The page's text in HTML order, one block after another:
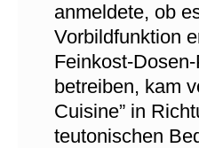
anmeldete, ob
Vorbildfunktion
Feinkost-
betreiben, kam
Cuisine” in
teutonischen